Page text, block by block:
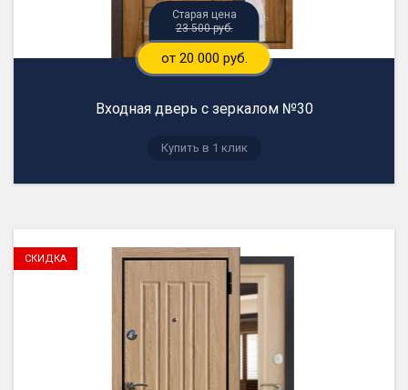
23 500 руб.
от 20 000 руб.
Входная дверь с зеркалом №30
Купить в 1 клик